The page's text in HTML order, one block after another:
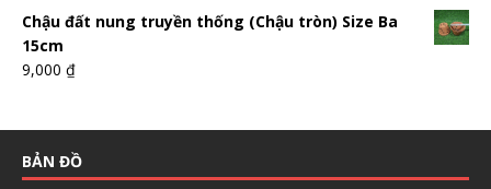
Chậu đất nung truyền thống (Chậu tròn) Size Ba
15cm
9,000 ₫
BẢN ĐỒ